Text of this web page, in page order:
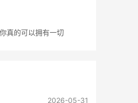
真的可以拥有一切
2026-05-31